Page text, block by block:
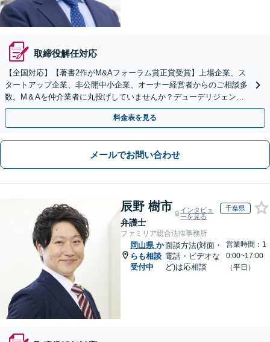
取締役解任対応
【全国対応】【著書2作がM&Aフォーラム賞正賞受賞】上場企業、ス
タートアップ企業、非公開中小企業、オーナー経営者からのご相談多
数。M＆Aを仲介業者に丸投げしていませんか？デューデリジェンス
や契約書作成・交渉はお任せください【初回無料】
料金表を見る
メールでお問い合わせ
辰野 樹市
弁護士
インタビュ
ーを見る
千葉県
ファミリア総合法律事務所
岡山県 か
らも相談
受付中
面談方法(対面・
電話・ビデオな
ど)は応相談
営業時間：1
0:00~17:00
（平日）